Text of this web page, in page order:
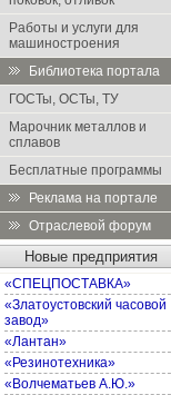
Работы и услуги для
машиностроения
Библиотека портала
ГОСТы, ОСТы, ТУ
Марочник металлов и
сплавов
Бесплатные программы
Реклама на портале
Отраслевой форум
Новые предприятия
«СПЕЦПОСТАВКА»
«Златоустовский часовой
завод»
«Лантан»
«Резинотехника»
«Волчематьев А.Ю.»